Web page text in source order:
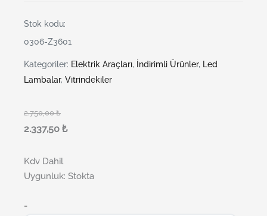
Stok kodu:
0306-Z3601
Kategoriler: Elektrik Araçları, İndirimli Ürünler, Led
Lambalar, Vitrindekiler
2.750,00₺
2.337,50 ₺
Kdv Dahil
Uygunluk: Stokta
-